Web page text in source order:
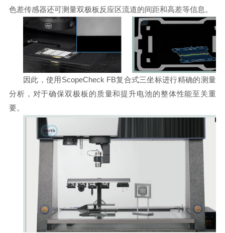
色差传感器还可测量双极板反应区流道的间距和高差等信息。
因此，使用ScopeCheck FB复合式三坐标进行精确的测量
分析，对于确保双极板的质量和提升电池的整体性能至关重
要。